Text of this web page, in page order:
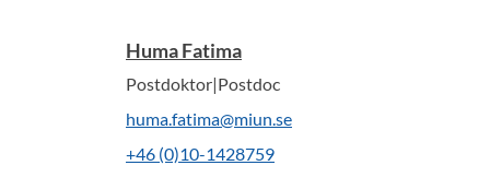
Huma Fatima
Postdoktor|Postdoc
huma.fatima@miun.se
+46 (0)10-1428759